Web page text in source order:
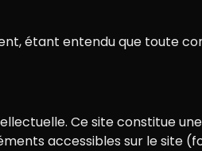
étant entendu que toute
Ce site constitue
accessibles sur le site